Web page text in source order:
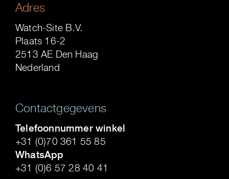
Adres
Watch-Site B.V.
Plaats 16-2
2513 AE Den Haag
Nederland
Contactgegevens
Telefoonnummer winkel
+31 (0)70 361 55 85
WhatsApp
+31 (0)6 57 28 40 41